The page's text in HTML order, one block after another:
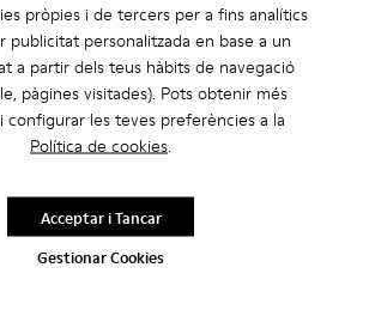
pròpies i de tercers per a fins analítics
publicitat personalitzada en base a un
a partir dels teus hàbits de navegació
pàgines visitades). Pots obtenir més
configurar les teves preferències a la
Política de cookies.
Gestionar Cookies
Acceptar i Tancar
Sabates de taló
ATOM PER A HOME